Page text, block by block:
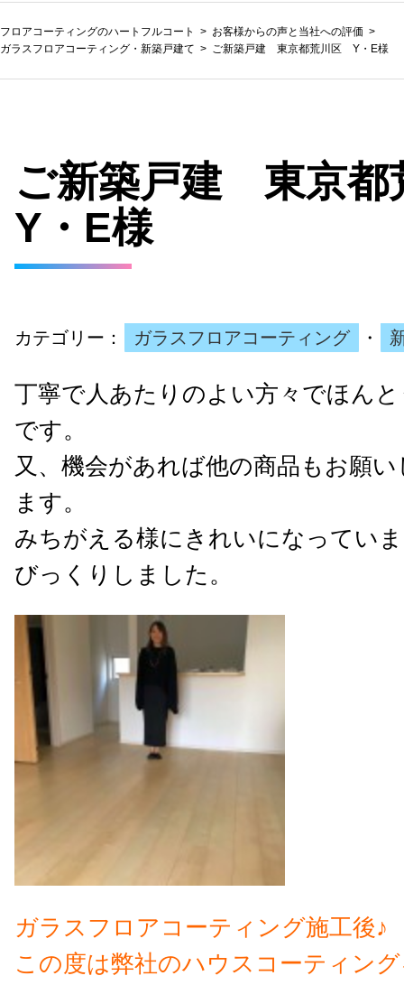
フロアコーティングのハートフルコート
お客様からの声と当社への評価
ガラスフロアコーティング ・ 新築戸建て ご新築戸建 東京都荒川区 Y・E様
ご新築戸建 東京
Y・E様
カテゴリー： ガラスフロアコーティング ・
丁寧で人あたりのよい方々でほん
です。
又、機会があれば他の商品もお願
ます。
みちがえる様にきれいになってい
びっくりしました。
ガラスフロアコーティング施工後♪
この度は弊社のハウスコーティン